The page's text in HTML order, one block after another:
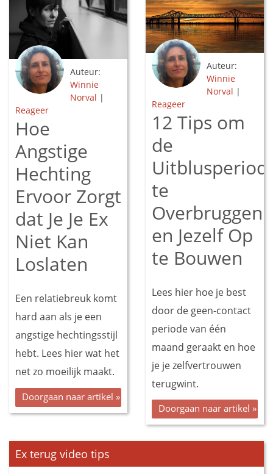
Auteur:
Winnie
Norval |
Reageer
Hoe
Angstige
Hechting
Ervoor Zorgt
dat Je Je Ex
Niet Kan
Loslaten
Een relatiebreuk komt
hard aan als je een
angstige hechtingsstijl
hebt. Lees hier wat het
net zo moeilijk maakt.
Doorgaan naar artikel »
Auteur:
Winnie
Norval |
Reageer
12 Tips om
de
te
Overbruggen
en Jezelf Op
te Bouwen
Lees hier hoe je best
door de geen-contact
periode van één
maand geraakt en hoe
je je zelfvertrouwen
terugwint.
Doorgaan naar artikel »
Ex terug video tips